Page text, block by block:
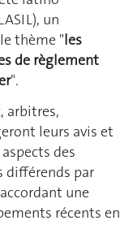
un
thème "les
de règlement
".
arbitres,
leurs avis et
des
différends par
une
récents en